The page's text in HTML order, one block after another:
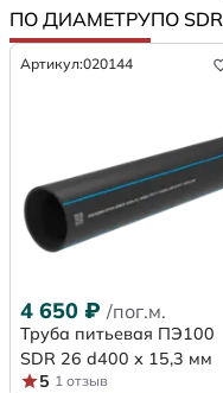
ПО ДИАМЕТРУПО SDR
Артикул:020144
4 650 ₽ /пог.м.
Труба питьевая ПЭ100
SDR 26 d400 х 15,3 мм
5 1 отзыв